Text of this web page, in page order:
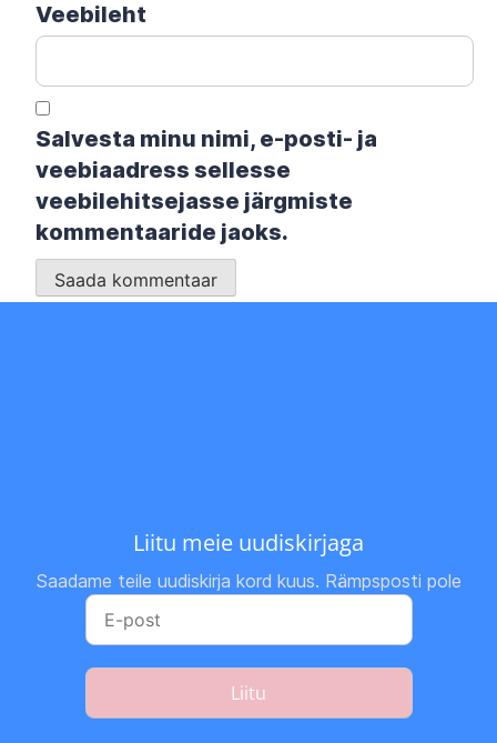
Veebileht
Salvesta minu nimi, e-posti- ja
veebiaadress sellesse
veebilehitsejasse järgmiste
kommentaaride jaoks.
Liitu meie uudiskirjaga
Saadame teile uudiskirja kord kuus. Rämpsposti pole
Liitu